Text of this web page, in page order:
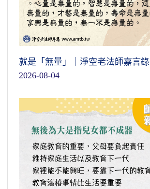
就是「無量」｜淨空老法師嘉言錄
2026-08-04